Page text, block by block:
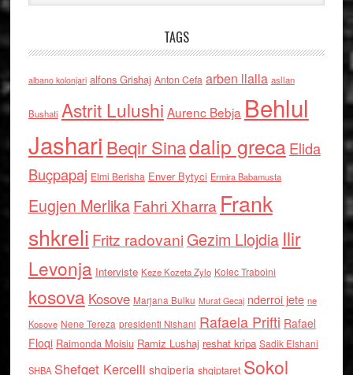
TAGS
albano kolonjari alfons Grishaj Anton Cefa arben llalla asllan
Bushati Astrit Lulushi Aurenc Bebja Behlul
Jashari Beqir Sinadalip grecaElida
Buçpapaj Elmi Berisha Enver Bytyci Ermira Babamusta
Eugjen MerlikaFahri Xharra Frank
shkreli Fritz radovaniGezim Llojdia Ilir
Levonja Interviste Keze Kozeta Zylo Kolec Traboini
kosova Kosove Marjana Bulku Murat Gecaj nderroi jete ne
Kosove Nene Tereza presidenti Nishani Rafaela Prifti Rafael
Floqi Raimonda Moisiu Ramiz Lushaj reshat kripa Sadik Elshani
SHBA Shefqet Kercelli shqiperia shqiptaret Sokol